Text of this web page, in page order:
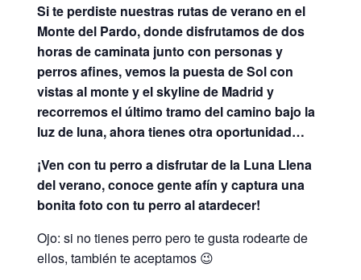
Si te perdiste nuestras rutas de verano en el
Monte del Pardo, donde disfrutamos de dos
horas de caminata junto con personas y
perros afines, vemos la puesta de Sol con
vistas al monte y el skyline de Madrid y
recorremos el último tramo del camino bajo la
luz de luna, ahora tienes otra oportunidad…
¡Ven con tu perro a disfrutar de la Luna Llena
del verano, conoce gente afín y captura una
bonita foto con tu perro al atardecer!
Ojo: si no tienes perro pero te gusta rodearte de
ellos, también te aceptamos 😉